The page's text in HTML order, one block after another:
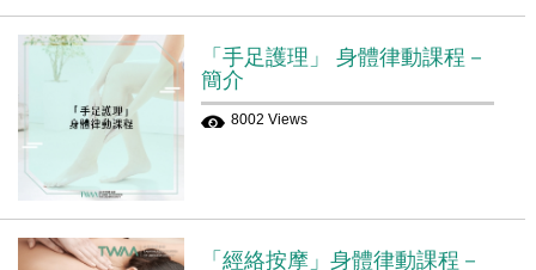
「手足護理」 身體律動課程－
簡介
8002 Views
「經絡按摩」身體律動課程－